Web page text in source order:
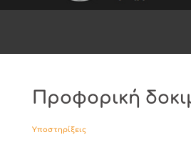
Προφορική
Υποστηρίξεις